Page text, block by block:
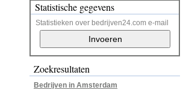
Statistische gegevens
Statistieken over bedrijven24.com e-mail
Zoekresultaten
Bedrijven in Amsterdam